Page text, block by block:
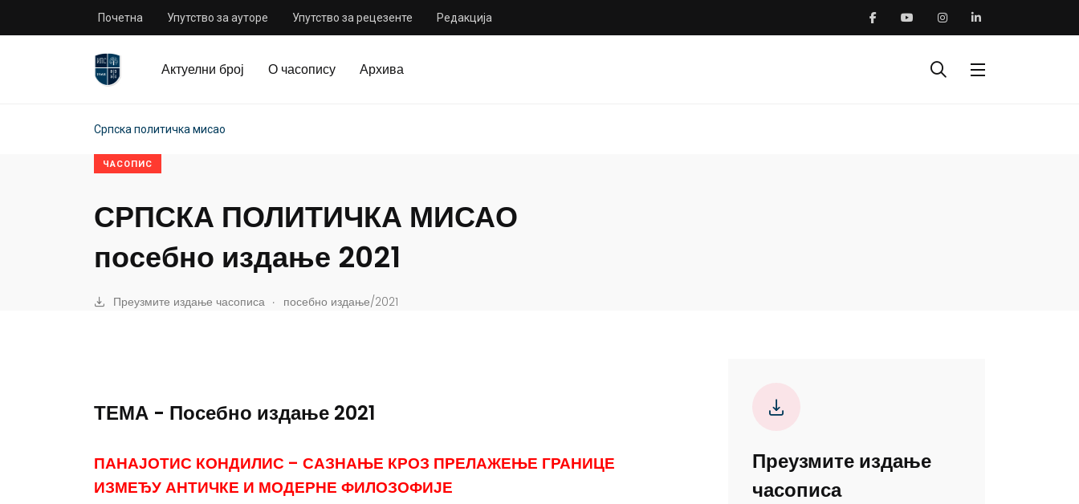
Почетна Упутство за ауторе Упутство за рецезенте Редакција
Актуелни број О часопису Архива
Српска политичка мисао
ЧАСОПИС
СРПСКА ПОЛИТИЧКА МИСАО
посебно издање 2021
Преузмите издање часописа . посебно издање/2021
ТЕМА - Посебно издање 2021
ПАНАЈОТИС КОНДИЛИС – САЗНАЊЕ КРОЗ ПРЕЛАЖЕЊЕ ГРАНИЦЕ
ИЗМЕЂУ АНТИЧКЕ И МОДЕРНЕ ФИЛОЗОФИЈЕ
Преузмите издање
часописа